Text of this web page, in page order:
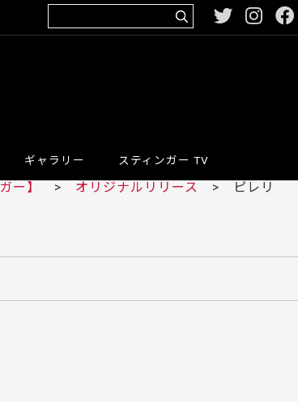
ギャラリー スティンガー TV
ー】 > オリジナルリリース > ピレリ